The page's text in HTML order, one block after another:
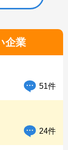
企業
51件
24件